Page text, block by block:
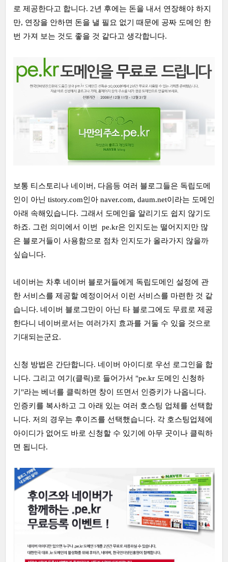
로 제공한다고 합니다. 2년 후에는 돈을 내서 연장해야 하지
만, 연장을 안하면 돈을 낼 필요 없기 때문에 공짜 도메인 한
번 가져 보는 것도 좋을 것 같다고 생각합니다.
보통 티스토리나 네이버, 다음등 여러 블로그들은 독립도메
인이 아닌 tistory.com인아 naver.com, daum.net이라는 도메인
아래 속해있습니다. 그래서 도메인을 알리기도 쉽지 않기도
하죠. 그런 의미에서 이번 pe.kr은 인지도는 떨어지지만 많
은 블로거들이 사용함으로 점차 인지도가 올라가지 않을까
싶습니다.
네이버는 차후 네이버 블로거들에게 독립도메인 설정에 관
한 서비스를 제공할 예정이어서 이런 서비스를 마련한 것 같
습니다. 네이버 블로그만이 아닌 타 블로그에도 무료로 제공
한다니 네이버로서는 여러가지 효과를 거둘 수 있을 것으로
기대되는군요.
신청 방법은 간단합니다. 네이버 아이디로 우선 로그인을 합
니다. 그리고 여기(클릭)로 들어가서 "pe.kr 도메인 신청하
기"라는 베너를 클릭하면 창이 뜨면서 인증키가 나옵니다.
인증키를 복사하고 그 아래 있는 여러 호스팅 업체를 선택합
니다. 저의 경우는 후이즈를 선택했습니다. 각 호스팅업체에
아이디가 없어도 바로 신청할 수 있기에 아무 곳이나 클릭하
면 됩니다.